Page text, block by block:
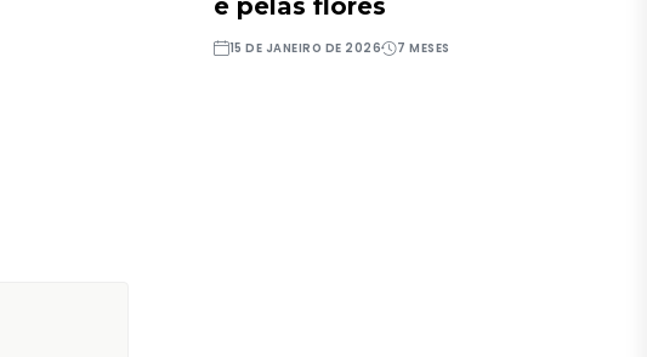
15 DE JANEIRO DE 2026 7 MESES